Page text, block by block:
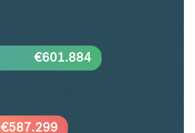
€587.299
€601.884